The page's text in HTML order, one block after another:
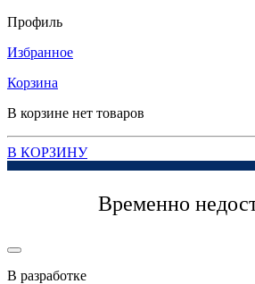
Профиль
Избранное
Корзина
В корзине нет товаров
В КОРЗИНУ
Временно
В разработке